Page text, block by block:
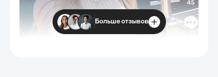
Больше отзывов